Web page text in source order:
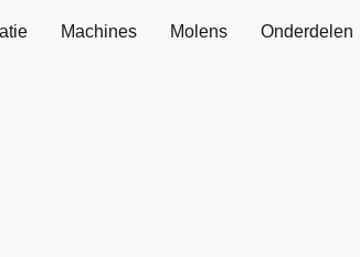
Machines Molens Onderdelen